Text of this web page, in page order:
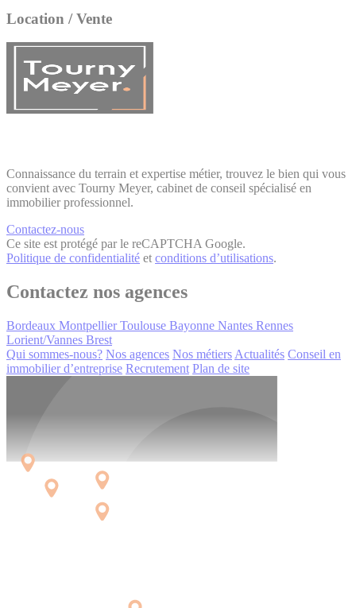
Location / Vente
Connaissance du terrain et expertise métier, trouvez le bien qui vous
convient avec Tourny Meyer, cabinet de conseil spécialisé en
immobilier professionnel.
Contactez-nous
Ce site est protégé par le reCAPTCHA Google.
Politique de confidentialité et conditions d’utilisations.
Contactez nos agences
Bordeaux Montpellier Toulouse Bayonne Nantes Rennes
Lorient/Vannes Brest
Qui sommes-nous? Nos agences Nos métiers Actualités Conseil en
immobilier d’entreprise Recrutement Plan de site